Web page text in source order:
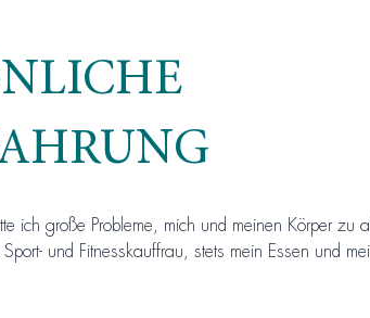
ich große Probleme, mich und meinen Körper zu
und Fitnesskauffrau, stets mein Essen und